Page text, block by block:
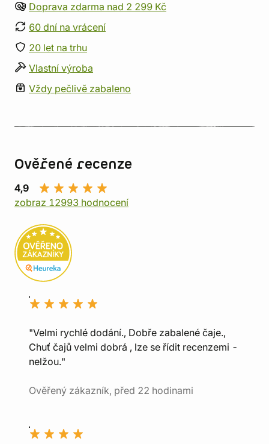
Doprava zdarma nad 2 299 Kč
60 dní na vrácení
20 let na trhu
Vlastní výroba
Vždy pečlivě zabaleno
Ověřené recenze
4,9
zobraz 12993 hodnocení
"Velmi rychlé dodání., Dobře zabalené čaje.,
Chuť čajů velmi dobrá , lze se řídit recenzemi -
nelžou."
Ověřený zákazník, před 22 hodinami